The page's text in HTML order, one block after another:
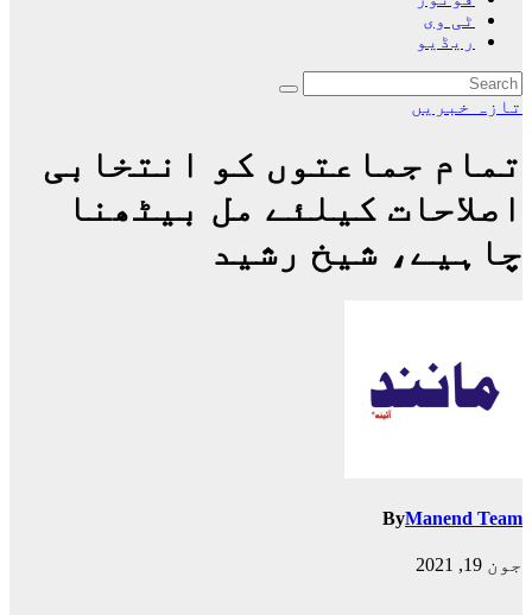
ٹی وی
ریڈیو
تازہ خبریں
تمام جماعتوں کو انتخابی
اصلاحات کیلئے مل بیٹھنا
چاہیے، شیخ رشید
ByManend Team
جون 19, 2021